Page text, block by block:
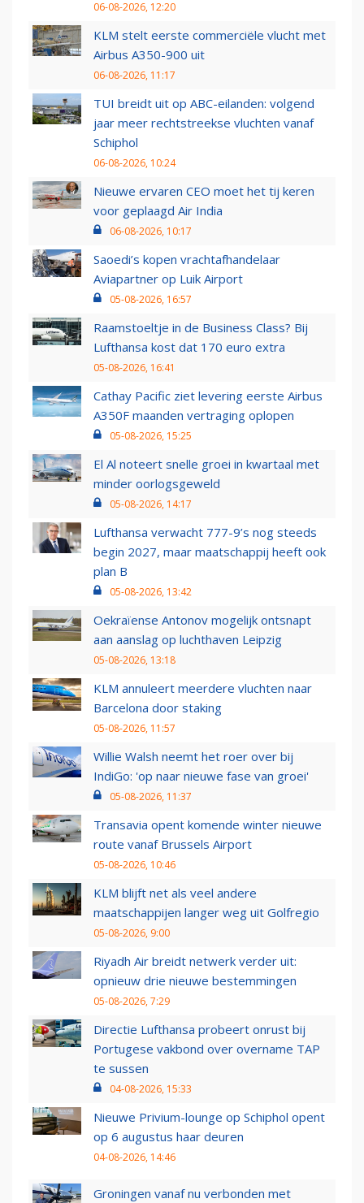
06-08-2026, 12:20
KLM stelt eerste commerciële vlucht met
Airbus A350-900 uit
06-08-2026, 11:17
TUI breidt uit op ABC-eilanden: volgend
jaar meer rechtstreekse vluchten vanaf
Schiphol
06-08-2026, 10:24
Nieuwe ervaren CEO moet het tij keren
voor geplaagd Air India
06-08-2026, 10:17
Saoedi’s kopen vrachtafhandelaar
Aviapartner op Luik Airport
05-08-2026, 16:57
Raamstoeltje in de Business Class? Bij
Lufthansa kost dat 170 euro extra
05-08-2026, 16:41
Cathay Pacific ziet levering eerste Airbus
A350F maanden vertraging oplopen
05-08-2026, 15:25
El Al noteert snelle groei in kwartaal met
minder oorlogsgeweld
05-08-2026, 14:17
Lufthansa verwacht 777-9’s nog steeds
begin 2027, maar maatschappij heeft ook
plan B
05-08-2026, 13:42
Oekraïense Antonov mogelijk ontsnapt
aan aanslag op luchthaven Leipzig
05-08-2026, 13:18
KLM annuleert meerdere vluchten naar
Barcelona door staking
05-08-2026, 11:57
Willie Walsh neemt het roer over bij
IndiGo: 'op naar nieuwe fase van groei'
05-08-2026, 11:37
Transavia opent komende winter nieuwe
route vanaf Brussels Airport
05-08-2026, 10:46
KLM blijft net als veel andere
maatschappijen langer weg uit Golfregio
05-08-2026, 9:00
Riyadh Air breidt netwerk verder uit:
opnieuw drie nieuwe bestemmingen
05-08-2026, 7:29
Directie Lufthansa probeert onrust bij
Portugese vakbond over overname TAP
te sussen
04-08-2026, 15:33
Nieuwe Privium-lounge op Schiphol opent
op 6 augustus haar deuren
04-08-2026, 14:46
Groningen vanaf nu verbonden met